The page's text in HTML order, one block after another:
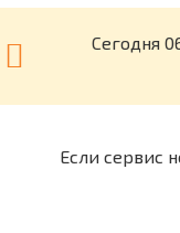
Cегодня
Если сервис